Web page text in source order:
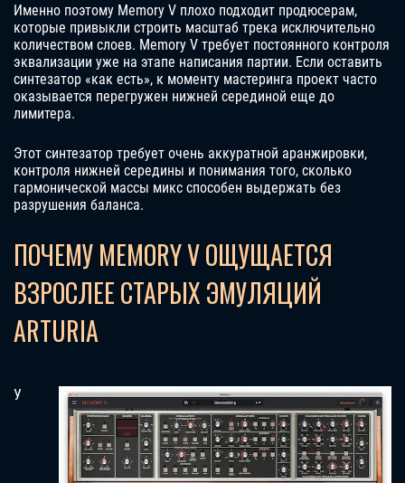
Именно поэтому Memory V плохо подходит продюсерам,
которые привыкли строить масштаб трека исключительно
количеством слоев. Memory V требует постоянного контроля
эквализации уже на этапе написания партии. Если оставить
синтезатор «как есть», к моменту мастеринга проект часто
оказывается перегружен нижней серединой еще до
лимитера.
Этот синтезатор требует очень аккуратной аранжировки,
контроля нижней середины и понимания того, сколько
гармонической массы микс способен выдержать без
разрушения баланса.
ПОЧЕМУ MEMORY V ОЩУЩАЕТСЯ
ВЗРОСЛЕЕ СТАРЫХ ЭМУЛЯЦИЙ
ARTURIA
У